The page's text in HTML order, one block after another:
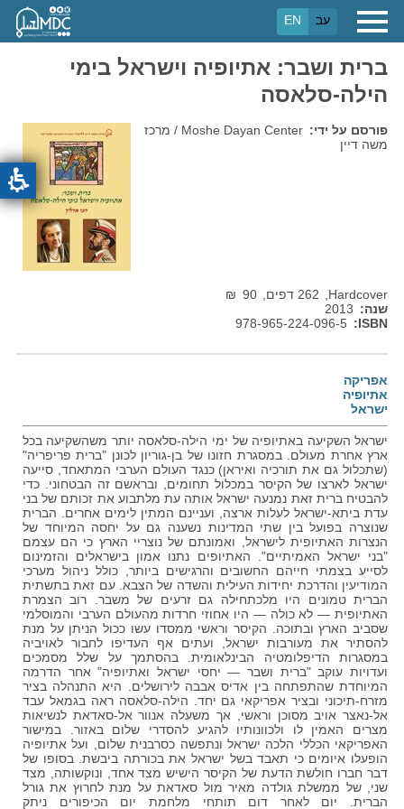
לתוכן
העיקרי
EN עב
ברית ושבר: אתיופיה וישראל בימי
הילה-סלאסה
פורסם על ידי
Moshe Dayan Center / מרכז
משה דיין
Hardcover 262 דפים 90
₪
שנה
2013
ISBN
978-965-224-096-5
אפריקה
אתיופיה
ישראל
ישראל השקיעה באתיופיה של ימי הילה-סלאסה יותר משהשקיעה בכל
ארץ אחרת מעולם. במסגרת חזונו של בן-גוריון לכונן "ברית פריפריה"
(שתכלול גם את תורכיה ואיראן) כנגד העולם הערבי המתאחד, סייעה
ישראל לארצו של הקיסר במכלול תחומים, ובראשם זה הבטחוני. כדי
להבטיח ברית זאת נמנעה ישראל אותה עת מלתבוע את זכותם של בני
עדת ביתא-ישראל לעלות ארצה, ועניינם המתין לימים אחרים. הברית
שנוצרה בפועל בין שתי המדינות נשענה גם על יחסה המיוחד של
הנצרות האתיופית לישראל, ואמונתם של נוצריי הארץ כי הם עצמם
"בני ישראל האמיתיים". האתיופים נתנו אמון בישראלים והזמינום
לסייע בצמתי חייהם החשובים והרגישים ביותר, כולל ניהול מערכי
המודיעין והדרכת יחידות העילית והשדה של הצבא. עם זאת בתשתית
הברית טמונים היו מלכתחילה גם זרעים של משבר. רוב הצמרת
האתיופית — לא כולה — היו אחוזי חרדות מהעולם הערבי והמוסלמי
שסביב הארץ ובתוכה. הקיסר וראשי ממסדו עשו ככול הניתן על מנת
להסתיר את מעורבות ישראל, ועתים אף העדיפו לחבור לאויביה
במסגרות הדיפלומטיה הבינלאומית. בהסתמך על שלל מסמכים
ועדויות עוקב "ברית ושבר — יחסי ישראל ואתיופיה" אחר הדרמה
המיוחדת שהתפתחה בין אדיס אבבה לירושלים. היא התנהלה בציר
מזרח-תיכוני ובציר אפריקאי גם יחד. הילה-סלאסה ראה בגמאל עבד
אל-נאצר אויב מסוכן וראשי, אך משעלה אנוור אל-סאדאת לנשיאות
מצרים האמין לו ולכוונותיו להגיע להסדרי שלום באזור. במישור
האפריקאי הכללי הלכה ישראל ונתפשה כסרבנית שלום, ועל אתיופיה
הופעלו איומים כי תאבד בשל ישראל את בכורתה ביבשת. בסופו של
דבר חברו חולשת הדעת של הקיסר הישיש מצד אחד, ונוקשותה, מצד
שני, של ממשלת גולדה מאיר מול סאדאת על מנת לחרוץ את גורל
הברית. יום לאחר דום תותחי מלחמת יום הכיפורים ניתק